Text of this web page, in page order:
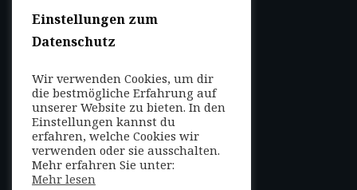
Datenschutzbestimmungen
Nutzungsbedingungen
FOLGEN SIE UNS
Entdecken Sie weltweit
mit uns die Highlights in
jeder Region als Local
oder auf Reisen!
Einstellungen zum
Datenschutz
Wir verwenden Cookies, um dir
die bestmögliche Erfahrung auf
unserer Website zu bieten. In den
Einstellungen kannst du
erfahren, welche Cookies wir
verwenden oder sie ausschalten.
Mehr erfahren Sie unter:
Mehr lesen